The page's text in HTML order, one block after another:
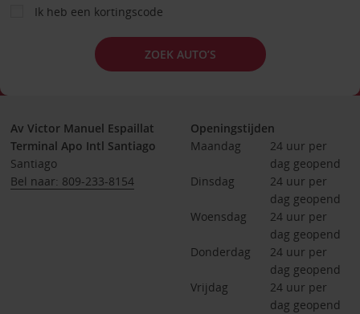
Ik heb een kortingscode
ZOEK AUTO’S
Av Victor Manuel Espaillat
Terminal Apo Intl Santiago
Santiago
Bel naar: 809-233-8154
Openingstijden
Maandag
24 uur per
dag geopend
Dinsdag
24 uur per
dag geopend
Woensdag
24 uur per
dag geopend
Donderdag
24 uur per
dag geopend
Vrijdag
24 uur per
dag geopend